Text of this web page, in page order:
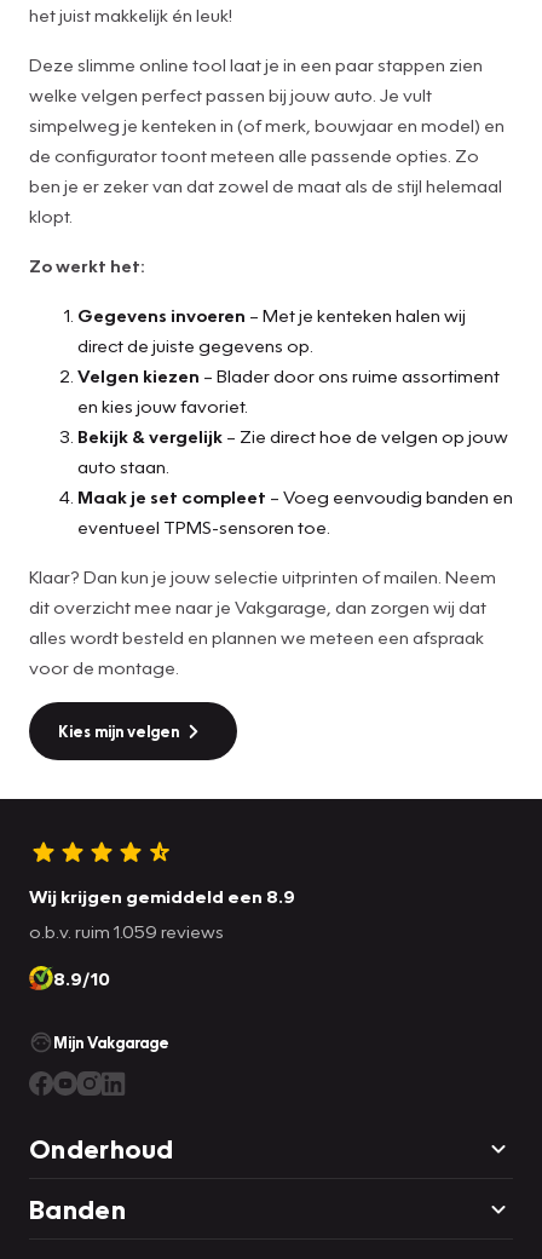
het juist makkelijk én leuk!
Deze slimme online tool laat je in een paar stappen zien
welke velgen perfect passen bij jouw auto. Je vult
simpelweg je kenteken in (of merk, bouwjaar en model) en
de configurator toont meteen alle passende opties. Zo
ben je er zeker van dat zowel de maat als de stijl helemaal
klopt.
Zo werkt het:
Gegevens invoeren – Met je kenteken halen wij
direct de juiste gegevens op.
Velgen kiezen – Blader door ons ruime assortiment
en kies jouw favoriet.
Bekijk & vergelijk – Zie direct hoe de velgen op jouw
auto staan.
Maak je set compleet – Voeg eenvoudig banden en
eventueel TPMS-sensoren toe.
Klaar? Dan kun je jouw selectie uitprinten of mailen. Neem
dit overzicht mee naar je Vakgarage, dan zorgen wij dat
alles wordt besteld en plannen we meteen een afspraak
voor de montage.
Kies mijn velgen
Wij krijgen gemiddeld een 8.9
o.b.v. ruim 1.059 reviews
8.9/10
Mijn Vakgarage
Onderhoud
Banden